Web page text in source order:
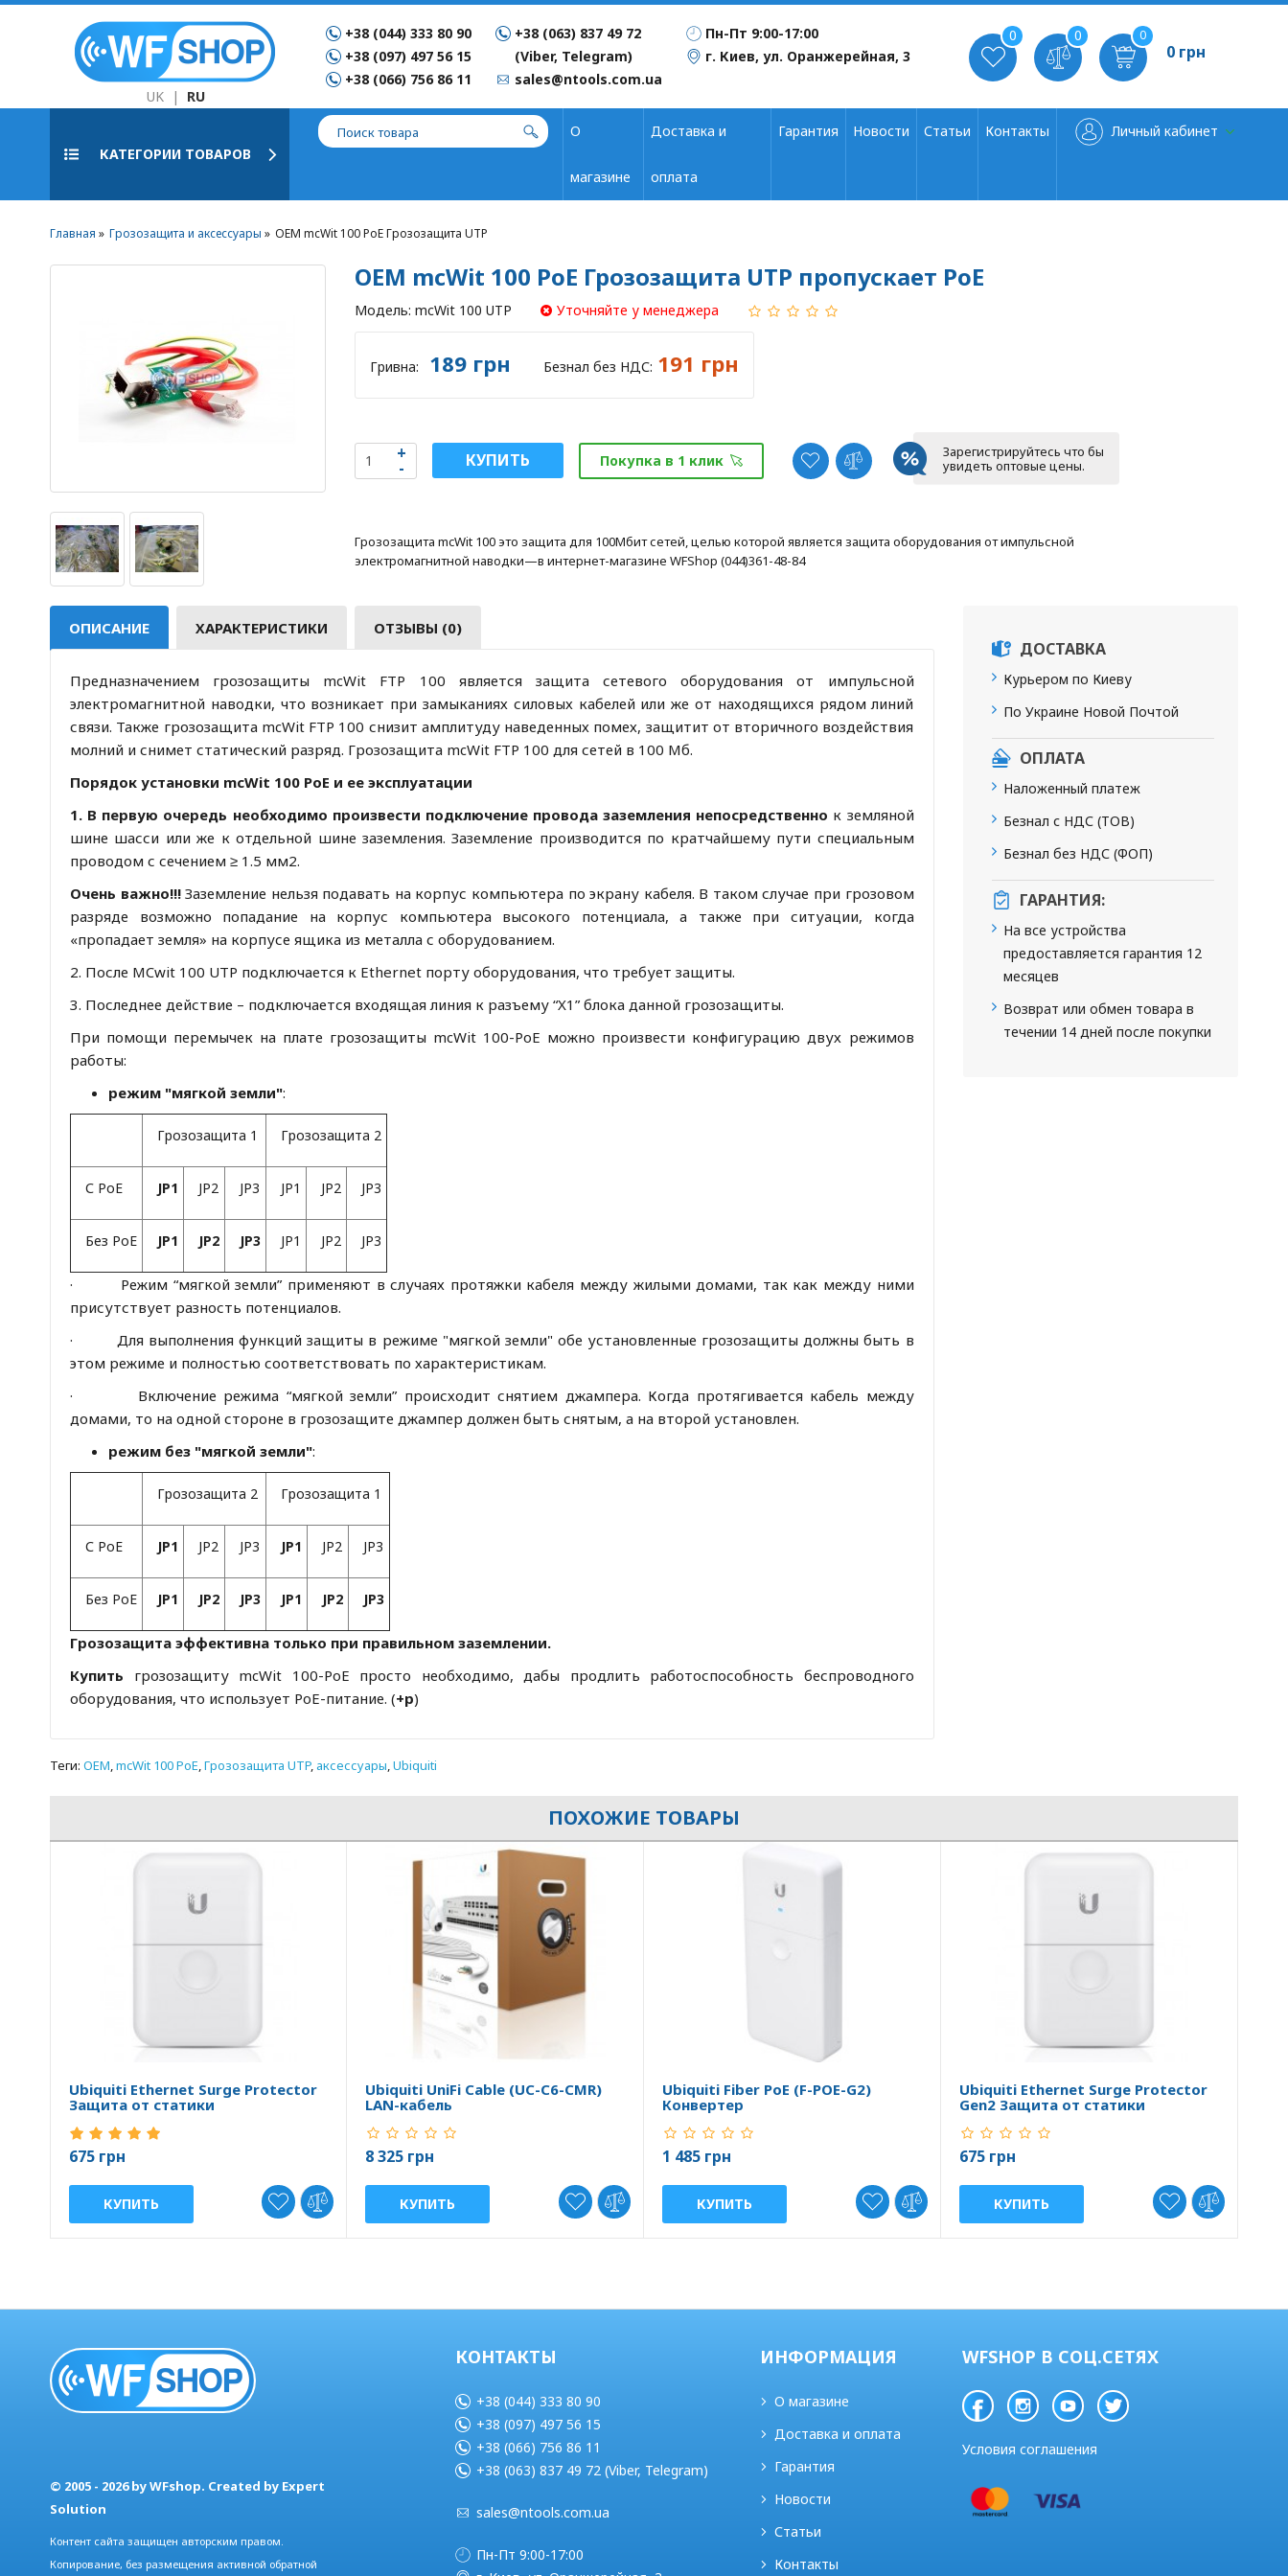
UK | RU
+38 (044) 333 80 90
+38 (097) 497 56 15
+38 (066) 756 86 11
+38 (063) 837 49 72
(Viber, Telegram)
sales@ntools.com.ua
Пн-Пт 9:00-17:00
г. Киев, ул. Оранжерейная, 3
0 0 0
0 грн
КАТЕГОРИИ ТОВАРОВ
О
магазине
Доставка и
оплата
Гарантия Новости Статьи Контакты Личный кабинет
Главная Грозозащита и аксессуары OEM mcWit 100 PoE Грозозащита UTP
OEM mcWit 100 PoE Грозозащита UTP пропускает PoE
Модель: mcWit 100 UTP Уточняйте у менеджера
Гривна: 189 грн Безнал без НДС: 191 грн
КУПИТЬ Покупка в 1 клик
Зарегистрируйтесь что бы
увидеть оптовые цены.
Грозозащита mcWit 100 это защита для 100Мбит сетей, целью которой является защита оборудования от импульсной
электромагнитной наводки—в интернет-магазине WFShop (044)361-48-84
ОПИСАНИЕ ХАРАКТЕРИСТИКИ ОТЗЫВЫ (0)
Предназначением грозозащиты mcWit FTP 100 является защита сетевого оборудования от импульсной
электромагнитной наводки, что возникает при замыканиях силовых кабелей или же от находящихся рядом линий
связи. Также грозозащита mcWit FTP 100 снизит амплитуду наведенных помех, защитит от вторичного воздействия
молний и снимет статический разряд. Грозозащита mcWit FTP 100 для сетей в 100 Мб.
Порядок установки mcWit 100 PoE и ее эксплуатации
1. В первую очередь необходимо произвести подключение провода заземления непосредственно к земляной
шине шасси или же к отдельной шине заземления. Заземление производится по кратчайшему пути специальным
проводом с сечением ≥ 1.5 мм2.
Очень важно!!!Заземление нельзя подавать на корпус компьютера по экрану кабеля. В таком случае при грозовом
разряде возможно попадание на корпус компьютера высокого потенциала, а также при ситуации, когда
«пропадает земля» на корпусе ящика из металла с оборудованием.
2. После MCwit 100 UTP подключается к Ethernet порту оборудования, что требует защиты.
3. Последнее действие – подключается входящая линия к разъему “X1” блока данной грозозащиты.
При помощи перемычек на плате грозозащиты mcWit 100-PoE можно произвести конфигурацию двух режимов
работы:
режим "мягкой земли":
Грозозащита 1 Грозозащита 2
С PoE JP1 JP2 JP3 JP1 JP2 JP3
Без PoE JP1 JP2 JP3 JP1 JP2 JP3
· Режим “мягкой земли” применяют в случаях протяжки кабеля между жилыми домами, так как между ними
присутствует разность потенциалов.
· Для выполнения функций защиты в режиме "мягкой земли" обе установленные грозозащиты должны быть в
этом режиме и полностью соответствовать по характеристикам.
· Включение режима “мягкой земли” происходит снятием джампера. Когда протягивается кабель между
домами, то на одной стороне в грозозащите джампер должен быть снятым, а на второй установлен.
режим без "мягкой земли":
Грозозащита 2 Грозозащита 1
С PoE JP1 JP2 JP3 JP1 JP2 JP3
Без PoE JP1 JP2 JP3 JP1 JP2 JP3
Грозозащита эффективна только при правильном заземлении.
Купить грозозащиту mcWit 100-PoE просто необходимо, дабы продлить работоспособность беспроводного
оборудования, что использует PoE-питание. (+р)
ДОСТАВКА
Курьером по Киеву
По Украине Новой Почтой
ОПЛАТА
Наложенный платеж
Безнал с НДС (ТОВ)
Безнал без НДС (ФОП)
ГАРАНТИЯ:
На все устройства
предоставляется гарантия 12
месяцев
Возврат или обмен товара в
течении 14 дней после покупки
Теги: OEM,mcWit 100 PoE,Грозозащита UTP,аксессуары,Ubiquiti
ПОХОЖИЕ ТОВАРЫ
Ubiquiti Ethernet Surge Protector
Защита от статики
675 грн
КУПИТЬ
Ubiquiti UniFi Cable (UC-C6-CMR)
LAN-кабель
8 325 грн
КУПИТЬ
Ubiquiti Fiber PoE (F-POE-G2)
Конвертер
1 485 грн
КУПИТЬ
Ubiquiti Ethernet Surge Protector
Gen2 Защита от статики
675 грн
КУПИТЬ
© 2005 - 2026 by WFshop. Created by Expert
Solution
Контент сайта защищен авторским правом.
Копирование, без размещения активной обратной
КОНТАКТЫ
+38 (044) 333 80 90
+38 (097) 497 56 15
+38 (066) 756 86 11
+38 (063) 837 49 72 (Viber, Telegram)
sales@ntools.com.ua
Пн-Пт 9:00-17:00
ИНФОРМАЦИЯ
О магазине
Доставка и оплата
Гарантия
Новости
Статьи
Контакты
WFSHOP В СОЦ.СЕТЯХ
Условия соглашения